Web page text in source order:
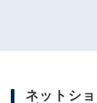
ネットシ